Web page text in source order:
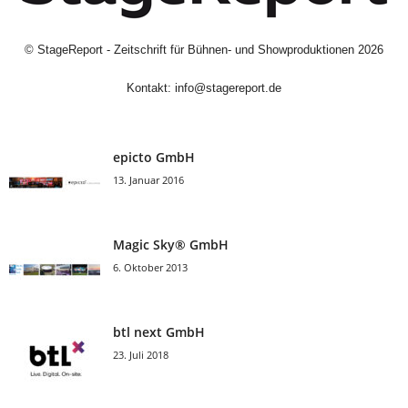
© StageReport - Zeitschrift für Bühnen- und Showproduktionen 2026
Kontakt: info@stagereport.de
epicto GmbH
13. Januar 2016
Magic Sky® GmbH
6. Oktober 2013
btl next GmbH
23. Juli 2018